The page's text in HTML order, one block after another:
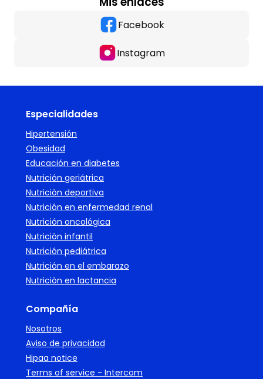
Facebook
Instagram
Especialidades
Hipertensión
Obesidad
Educación en diabetes
Nutrición geriátrica
Nutrición deportiva
Nutrición en enfermedad renal
Nutrición oncológica
Nutrición infantil
Nutrición pediátrica
Nutrición en el embarazo
Nutrición en lactancia
Compañía
Nosotros
Aviso de privacidad
Hipaa notice
Terms of service - Intercom